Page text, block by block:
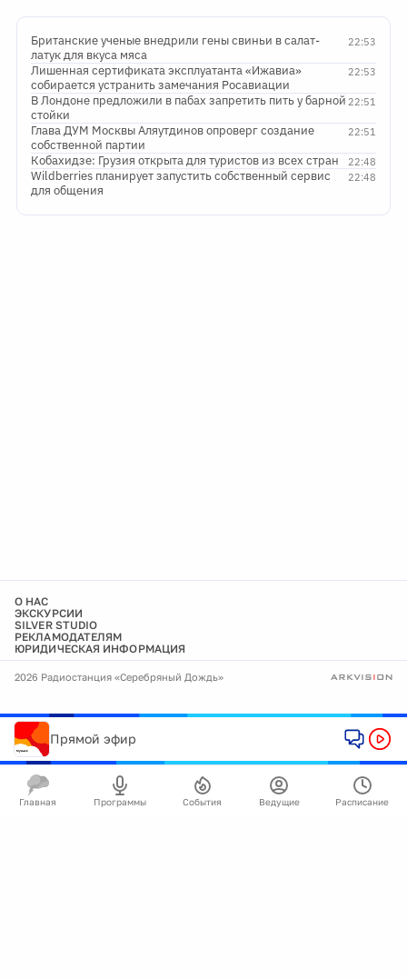
22:53
Британские ученые внедрили гены свиньи в салат-
латук для вкуса мяса
22:53
Лишенная сертификата эксплуатанта «Ижавиа»
собирается устранить замечания Росавиации
22:51
В Лондоне предложили в пабах запретить пить у барной
стойки
22:51
Глава ДУМ Москвы Аляутдинов опроверг создание
собственной партии
22:48
Кобахидзе: Грузия открыта для туристов из всех стран
22:48
Wildberries планирует запустить собственный сервис
для общения
О НАС
ЭКСКУРСИИ
SILVER STUDIO
РЕКЛАМОДАТЕЛЯМ
ЮРИДИЧЕСКАЯ ИНФОРМАЦИЯ
2026 Радиостанция «Серебряный Дождь»
Прямой эфир
Главная Программы События Ведущие Расписание